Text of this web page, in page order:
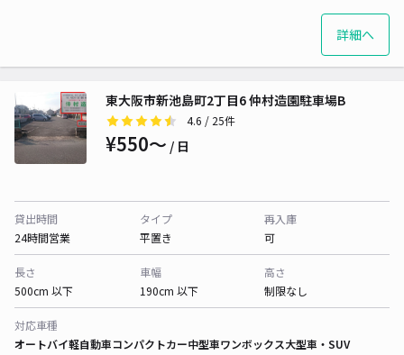
詳細へ
東大阪市新池島町2丁目6 仲村造園駐車場B
4.6 / 25件
¥550〜 / 日
貸出時間
24時間営業
タイプ
平置き
再入庫
可
長さ
500cm 以下
車幅
190cm 以下
高さ
制限なし
対応車種
オートバイ軽自動車コンパクトカー中型車ワンボックス大型車・SUV